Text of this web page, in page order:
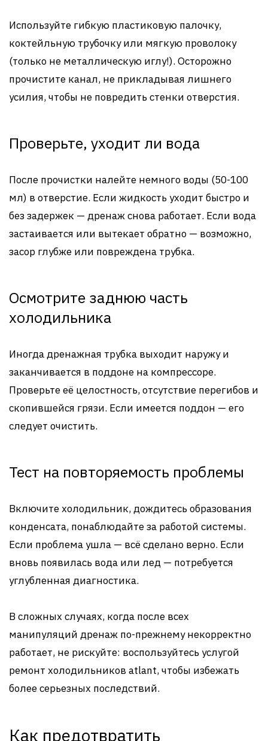
Используйте гибкую пластиковую палочку,
коктейльную трубочку или мягкую проволоку
(только не металлическую иглу!). Осторожно
прочистите канал, не прикладывая лишнего
усилия, чтобы не повредить стенки отверстия.
Проверьте, уходит ли вода
После прочистки налейте немного воды (50-100
мл) в отверстие. Если жидкость уходит быстро и
без задержек — дренаж снова работает. Если вода
застаивается или вытекает обратно — возможно,
засор глубже или повреждена трубка.
Осмотрите заднюю часть
холодильника
Иногда дренажная трубка выходит наружу и
заканчивается в поддоне на компрессоре.
Проверьте её целостность, отсутствие перегибов и
скопившейся грязи. Если имеется поддон — его
следует очистить.
Тест на повторяемость проблемы
Включите холодильник, дождитесь образования
конденсата, понаблюдайте за работой системы.
Если проблема ушла — всё сделано верно. Если
вновь появилась вода или лед — потребуется
углубленная диагностика.
В сложных случаях, когда после всех
манипуляций дренаж по-прежнему некорректно
работает, не рискуйте: воспользуйтесь услугой
ремонт холодильников atlant, чтобы избежать
более серьезных последствий.
Как предотвратить